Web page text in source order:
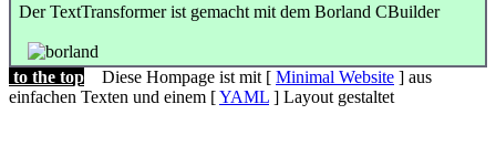
Der TextTransformer ist gemacht mit dem Borland CBuilder
to the top Diese Hompage ist mit [ Minimal Website ] aus
einfachen Texten und einem [YAML ] Layout gestaltet